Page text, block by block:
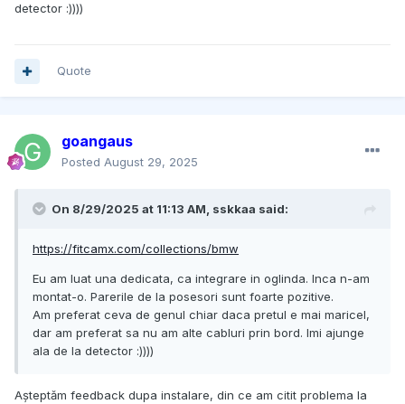
detector :))))
Quote
goangaus
Posted August 29, 2025
On 8/29/2025 at 11:13 AM, sskkaa said:
https://fitcamx.com/collections/bmw
Eu am luat una dedicata, ca integrare in oglinda. Inca n-am
montat-o. Parerile de la posesori sunt foarte pozitive.
Am preferat ceva de genul chiar daca pretul e mai maricel,
dar am preferat sa nu am alte cabluri prin bord. Imi ajunge
ala de la detector :))))
Așteptăm feedback dupa instalare, din ce am citit problema la